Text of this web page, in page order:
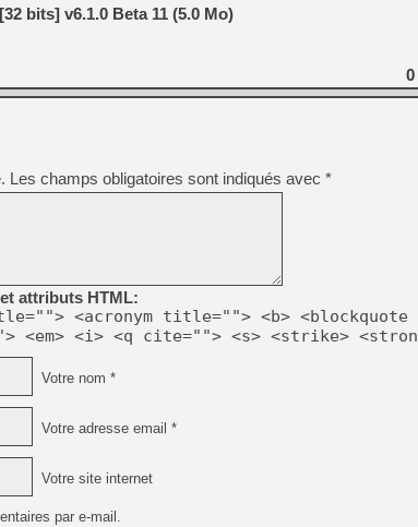
[LS] [Switch] NSZ 5.0.0
[GK] No More Room in
[GK] Un chatbot Atelier
[GK] Mémoire cash -
[GK] Nvidia : le prix des
[GK] Suikoden Star Leap
[Mo5] La mini borne
[GK] Atari renoue avec les
[GK] Le studio de FIFA
[GK] La PlayStation 1 en
[GK] Dawn of War 4 : les
[GK] Mémoire cash -
[GK] Résultats Nintendo :
bits] v6.1.0 Beta 11 (5.0 Mo)
0
Les champs obligatoires sont indiqués avec *
attributs HTML:
<acronym title=""> <b> <blockquote
<em> <i> <q cite=""> <s> <strike>
Votre nom *
Votre adresse email *
Votre site internet
par e-mail.